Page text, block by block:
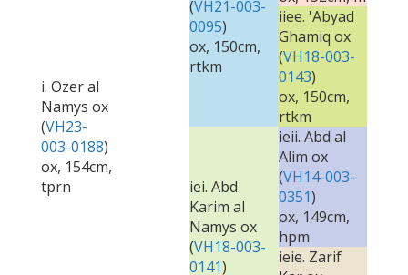
i. Ozer al
Namys ox
(VH23-
003-0188)
ox, 154cm,
tprn
(VH21-003-
0095)
ox, 150cm,
rtkm
iiee. 'Abyad
Ghamiq ox
(VH18-003-
0143)
ox, 150cm,
rtkm
iei. Abd
Karim al
Namys ox
(VH18-003-
0141)
ieii. Abd al
Alim ox
(VH14-003-
0351)
ox, 149cm,
hpm
ieie. Zarif